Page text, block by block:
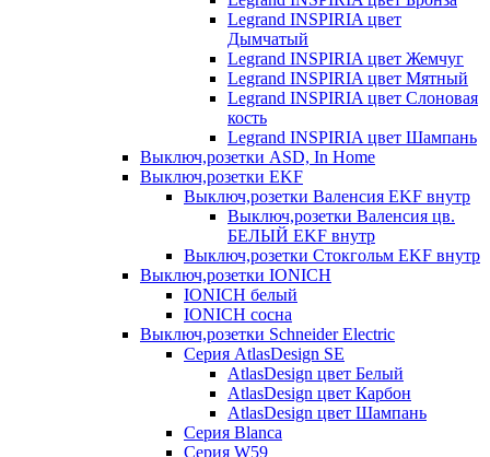
Legrand INSPIRIA цвет
Дымчатый
Legrand INSPIRIA цвет Жемчуг
Legrand INSPIRIA цвет Мятный
Legrand INSPIRIA цвет Слоновая
кость
Legrand INSPIRIA цвет Шампань
Выключ,розетки ASD, In Home
Выключ,розетки EKF
Выключ,розетки Валенсия EKF внутр
Выключ,розетки Валенсия цв.
БЕЛЫЙ EKF внутр
Выключ,розетки Стокгольм EKF внутр
Выключ,розетки IONICH
IONICH белый
IONICH сосна
Выключ,розетки Schneider Electric
Серия AtlasDesign SE
AtlasDesign цвет Белый
AtlasDesign цвет Карбон
AtlasDesign цвет Шампань
Серия Blanca
Серия W59